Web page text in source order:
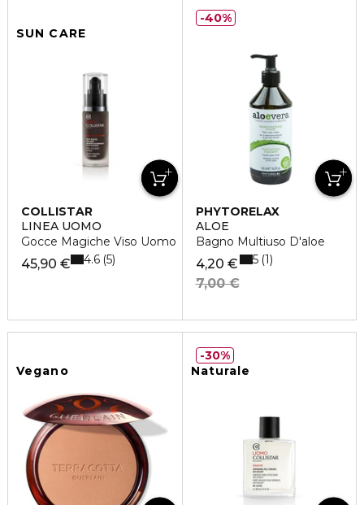
SUN CARE
COLLISTAR
LINEA UOMO
Gocce Magiche Viso Uomo
45,90 € 4.6 5
PHYTORELAX
ALOE
Bagno Multiuso D'aloe
4,20 €
7,00 €
5 1
40%
Vegano Naturale
30%